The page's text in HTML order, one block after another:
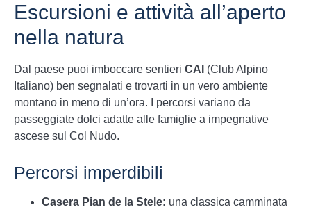
Escursioni e attività all’aperto
nella natura
Dal paese puoi imboccare sentieri CAI (Club Alpino
Italiano) ben segnalati e trovarti in un vero ambiente
montano in meno di un’ora. I percorsi variano da
passeggiate dolci adatte alle famiglie a impegnative
ascese sul Col Nudo.
Percorsi imperdibili
Casera Pian de la Stele: una classica camminata